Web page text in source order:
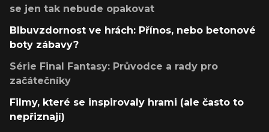
se jen tak nebude opakovat
Blbuvzdornost ve hrách: Přínos, nebo betonové
boty zábavy?
Série Final Fantasy: Průvodce a rady pro
začátečníky
Filmy, které se inspirovaly hrami (ale často to
nepřiznají)